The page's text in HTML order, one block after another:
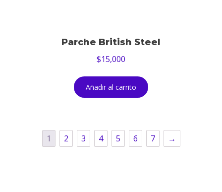
Parche British Steel
$15,000
Añadir al carrito
1 2 3 4 5 6 7 →